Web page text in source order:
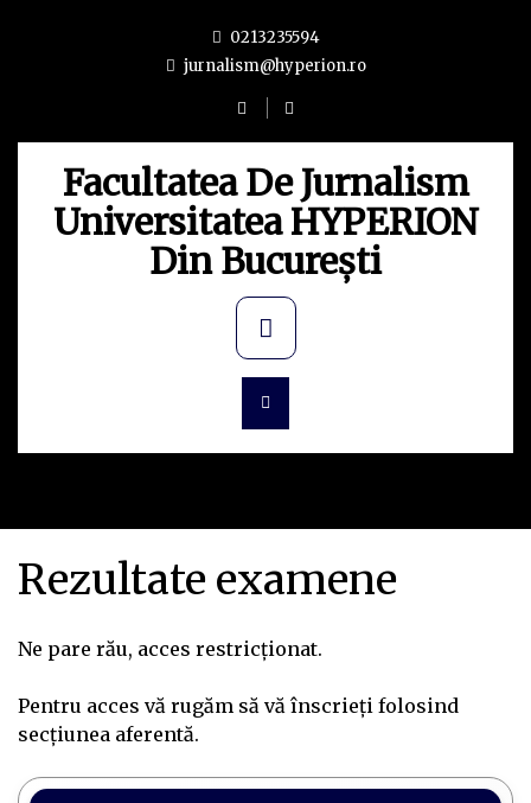
0213235594
jurnalism@hyperion.ro
Facultatea De Jurnalism
Universitatea HYPERION
Din București
Primary
Menu
Rezultate examene
Ne pare rău, acces restricționat.
Pentru acces vă rugăm să vă înscrieți folosind
secțiunea aferentă.